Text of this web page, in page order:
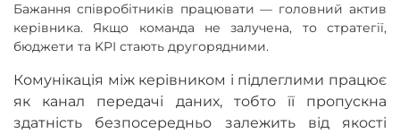
Бажання співробітників працювати — головний актив
керівника. Якщо команда не залучена, то стратегії,
бюджети та KPI стають другорядними.
Комунікація між керівником і підлеглими працює
як канал передачі даних, тобто її пропускна
здатність безпосередньо залежить від якості